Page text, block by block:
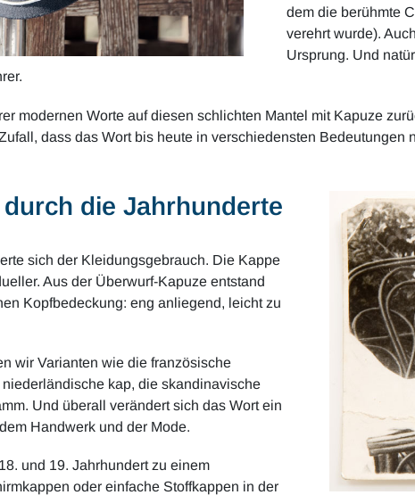
dem die berühmte
verehrt wurde).
Ursprung. Und
modernen Worte auf diesen schlichten Mantel mit Kapuze
dass das Wort bis heute in verschiedensten Bedeutungen
die Jahrhunderte
sich der Kleidungsgebrauch. Die Kappe
Aus der Überwurf-Kapuze entstand
Kopfbedeckung: eng anliegend, leicht zu
wir Varianten wie die französische
kap, die skandinavische
Und überall verändert sich das Wort ein
Handwerk und der Mode.
und 19. Jahrhundert zu einem
oder einfache Stoffkappen in der